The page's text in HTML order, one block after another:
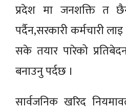
प्रदेश मा जनशक्ति त
पर्दैन,सरकारी कर्मचारी
सके तयार पारेको
बनाउनु पर्दछ ।
सार्वजनिक खरिद